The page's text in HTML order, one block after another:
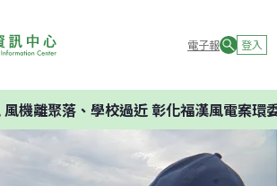
電子報 登入
落、學校過近 彰化福漢風電案環委建議不